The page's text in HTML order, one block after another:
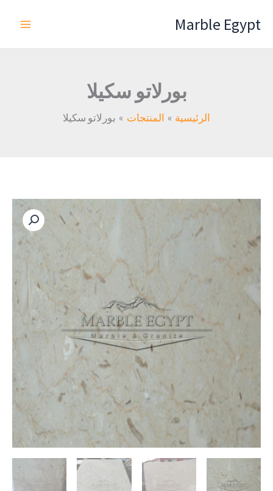
إلىMarble Egypt
بورلاتو سكيلا
الرئيسية المنتجات بورلاتو سكيلا